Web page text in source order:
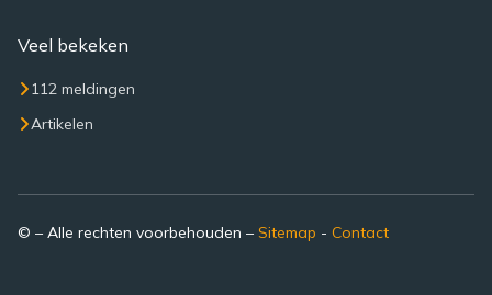
Veel bekeken
112 meldingen
Artikelen
© – Alle rechten voorbehouden – Sitemap - Contact